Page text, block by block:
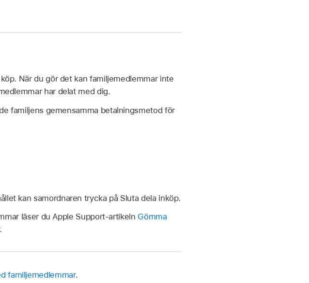
När du gör det kan familjemedlemmar inte
har delat med dig.
familjens gemensamma betalningsmetod för
kan samordnaren trycka på Sluta dela inköp.
läser du Apple Support-artikeln Gömma
.
familjemedlemmar.